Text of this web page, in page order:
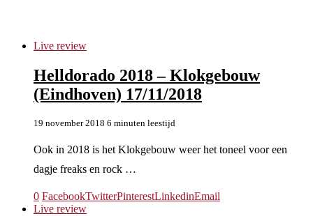
Live review
Helldorado 2018 – Klokgebouw
(Eindhoven) 17/11/2018
19 november 2018 6 minuten leestijd
Ook in 2018 is het Klokgebouw weer het toneel voor een
dagje freaks en rock …
0 FacebookTwitterPinterestLinkedinEmail
Live review